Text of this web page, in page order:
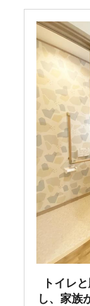
トイレ
し、家族